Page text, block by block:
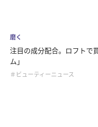
磨く
注目の成分配合。ロフトで
ム」
＃ビューティーニュース